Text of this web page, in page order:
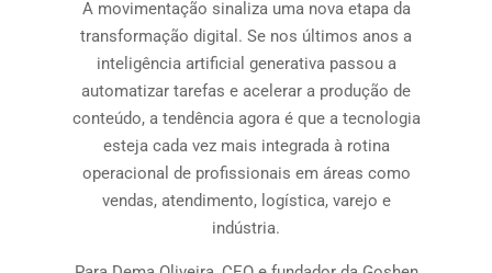
A movimentação sinaliza uma nova etapa da
transformação digital. Se nos últimos anos a
inteligência artificial generativa passou a
automatizar tarefas e acelerar a produção de
conteúdo, a tendência agora é que a tecnologia
esteja cada vez mais integrada à rotina
operacional de profissionais em áreas como
vendas, atendimento, logística, varejo e
indústria.